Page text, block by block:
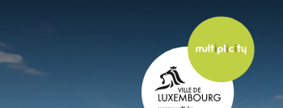
gehen